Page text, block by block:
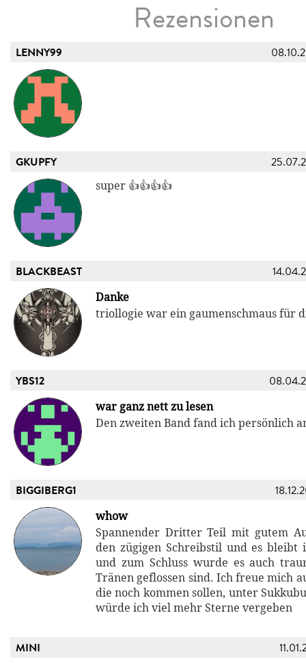
Rezensionen
LENNY99
GKUPFY
super 👍👍👍👍
BLACKBEAST
Danke
triollogie war ein gaumenschmaus für
YBS12
war ganz nett zu lesen
Den zweiten Band fand ich persönlich
BIGGIBERG1
whow
Spannender Dritter Teil mit gutem
den zügigen Schreibstil und es bleibt
und zum Schluss wurde es auch
Tränen geflossen sind. Ich freue mich
die noch kommen sollen, unter
würde ich viel mehr Sterne vergeben
MINI